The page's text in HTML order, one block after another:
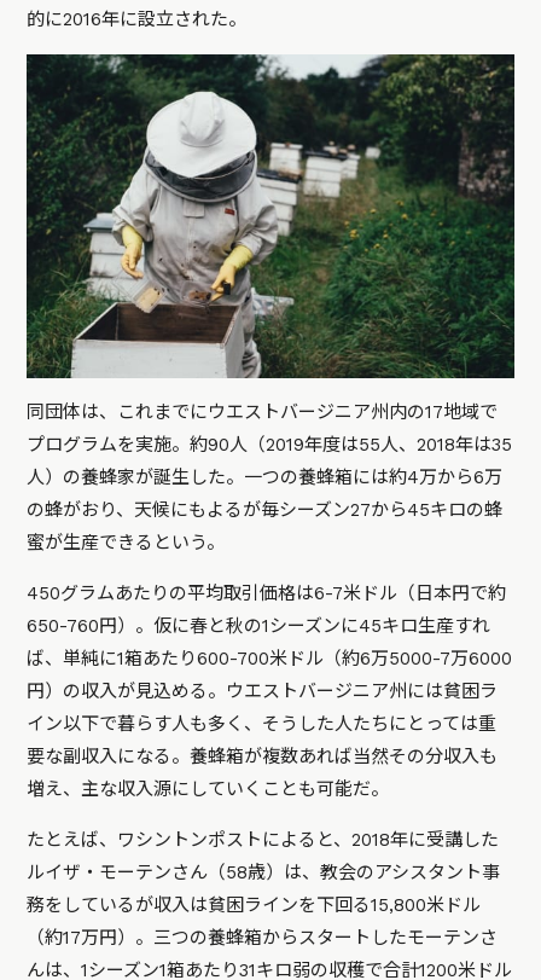
的に2016年に設立された。
同団体は、これまでにウエストバージニア州内の17地域で
プログラムを実施。約90人（2019年度は55人、2018年は35
人）の養蜂家が誕生した。一つの養蜂箱には約4万から6万
の蜂がおり、天候にもよるが毎シーズン27から45キロの蜂
蜜が生産できるという。
450グラムあたりの平均取引価格は6-7米ドル（日本円で約
650-760円）。仮に春と秋の1シーズンに45キロ生産すれ
ば、単純に1箱あたり600-700米ドル（約6万5000-7万6000
円）の収入が見込める。ウエストバージニア州には貧困ラ
イン以下で暮らす人も多く、そうした人たちにとっては重
要な副収入になる。養蜂箱が複数あれば当然その分収入も
増え、主な収入源にしていくことも可能だ。
たとえば、ワシントンポストによると、2018年に受講した
ルイザ・モーテンさん（58歳）は、教会のアシスタント事
務をしているが収入は貧困ラインを下回る15,800米ドル
（約17万円）。三つの養蜂箱からスタートしたモーテンさ
んは、1シーズン1箱あたり31キロ弱の収穫で合計1200米ドル